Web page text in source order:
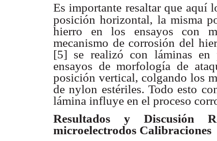
Es importante resaltar que aquí
posición horizontal, la misma
hierro en los ensayos con
mecanismo de corrosión del
[5] se realizó con láminas
ensayos de morfología de
posición vertical, colgando los
de nylon estériles. Todo esto
lámina influye en el proceso
Resultados y Discusión
microelectrodos Calibraciones